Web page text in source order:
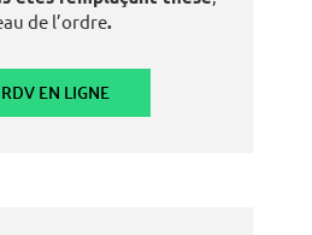
de l’ordre.
EN LIGNE